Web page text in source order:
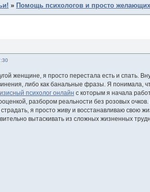
» Помощь психологов и просто
женщине, я просто перестала есть и спать.
либо как банальные фразы. Я понимала,
психолог онлайн с которым я начала
разбором реальности без розовых
я просто живу и восстанавливаю свою
вытаскивать из сложных жизненных